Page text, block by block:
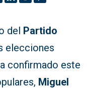
del Partido
elecciones
confirmado este
Miguel